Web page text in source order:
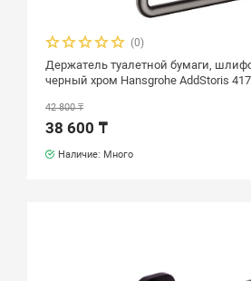
(0)
Держатель туалетной бумаги,
черный хром Hansgrohe AddStoris
42 800 ₸
38 600 ₸
Наличие: Много